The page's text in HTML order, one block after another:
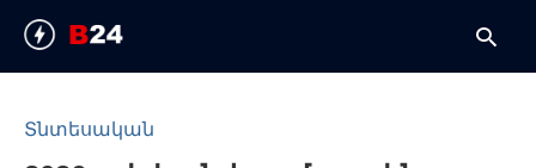
Տնտեսական